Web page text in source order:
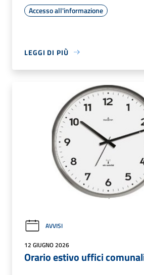
Accesso all'informazione
LEGGI DI PIÙ
AVVISI
12 GIUGNO 2026
Orario estivo uffici